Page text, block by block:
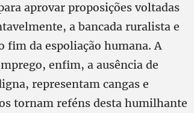
aprovar proposições voltadas
a bancada ruralista e
da espoliação humana. A
enfim, a ausência de
representam cangas e
tornam reféns desta humilhante